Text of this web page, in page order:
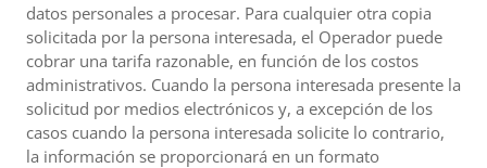
datos personales a procesar. Para cualquier otra copia
solicitada por la persona interesada, el Operador puede
cobrar una tarifa razonable, en función de los costos
administrativos. Cuando la persona interesada presente la
solicitud por medios electrónicos y, a excepción de los
casos cuando la persona interesada solicite lo contrario,
la información se proporcionará en un formato